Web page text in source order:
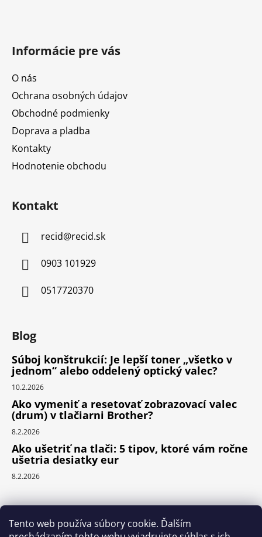
Tento web používa súbory cookie. Ďalším
Informácie pre vás
O nás
Ochrana osobných údajov
Obchodné podmienky
Doprava a pladba
Kontakty
Hodnotenie obchodu
Kontakt
recid@recid.sk
0903 101929
0517720370
Blog
Súboj konštrukcií: Je lepší toner „všetko v
jednom“ alebo oddelený optický valec?
10.2.2026
Ako vymeniť a resetovať zobrazovací valec
(drum) v tlačiarni Brother?
8.2.2026
Ako ušetriť na tlači: 5 tipov, ktoré vám ročne
ušetria desiatky eur
8.2.2026
Prijímame online platby